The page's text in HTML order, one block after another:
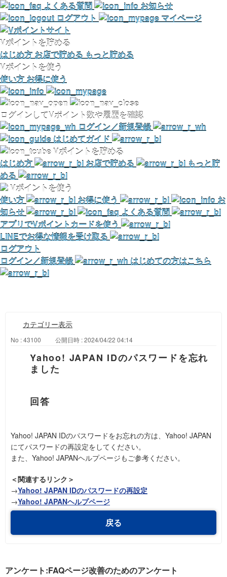
よくある質問
お知らせ
ログアウト
マイページ
Vポイントを貯める
はじめ方 お店で貯める もっと貯める
Vポイントを使う
使い方 お得に使う
ログインしてVポイント数や履歴を確認
ログイン／新規登録
はじめてガイド
Vポイントを貯める
はじめ方
お店で貯める
もっと貯
める
Vポイントを使う
使い方
お得に使う
お
知らせ
よくある質問
アプリでVポイントカードを使う
LINEでお得な情報を受け取る
ログアウト
ログイン／新規登録
はじめての方はこちら
カテゴリー表示
No : 43100 公開日時 : 2024/04/22 04:14
Yahoo! JAPAN IDのパスワードを忘れ
ました
Yahoo! JAPAN IDのパスワードをお忘れの方は、Yahoo! JAPAN
にてパスワードの再設定をしてください。
また、Yahoo! JAPANヘルプページもご参考ください。
＜関連するリンク＞
→Yahoo! JAPAN IDのパスワードの再設定
→Yahoo! JAPANヘルプページ
戻る
アンケート:FAQページ改善のためのアンケート